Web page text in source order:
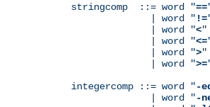
stringcomp  ::= word "==
              | word "
!=
              | word "
<"
              | word "
<=
              | word "
>"
              | word "
>=
integercomp ::= word "-
              | word "
-